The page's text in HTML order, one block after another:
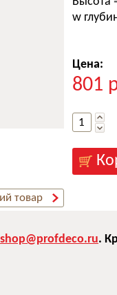
w
Цена:
801
товар
shop@profdeco.ru.